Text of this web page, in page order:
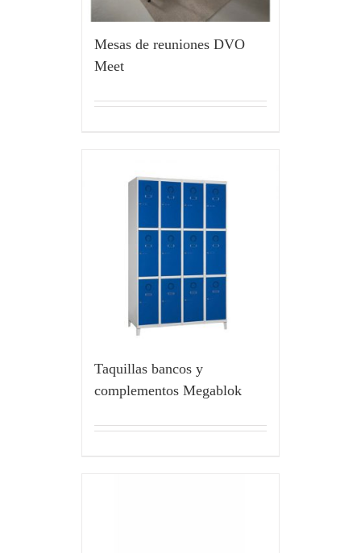
Mesas de reuniones DVO
Meet
Taquillas bancos y
complementos Megablok